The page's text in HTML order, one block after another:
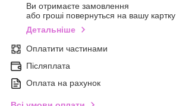
Ви отримаєте замовлення
або гроші повернуться на вашу картку
Детальніше
Оплатити частинами
Післяплата
Оплата на рахунок